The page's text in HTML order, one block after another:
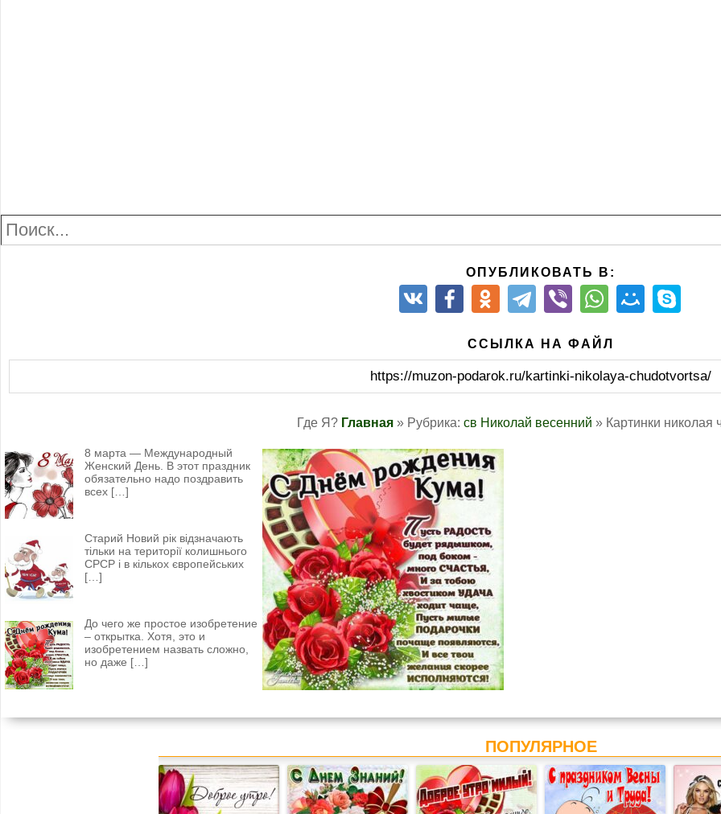
ОПУБЛИКОВАТЬ В:
ССЫЛКА НА ФАЙЛ
https://muzon-podarok.ru/kartinki-nikolaya-chudotvortsa/
Где Я? Главная » Рубрика: св Николай весенний » Картинки николая
8 марта — Международный
Женский День. В этот праздник
обязательно надо поздравить
всех […]
Старий Новий рік відзначають
тільки на території колишнього
СРСР і в кількох європейських
[…]
До чего же простое изобретение
– открытка. Хотя, это и
изобретением назвать сложно,
но даже […]
ПОПУЛЯРНОЕ